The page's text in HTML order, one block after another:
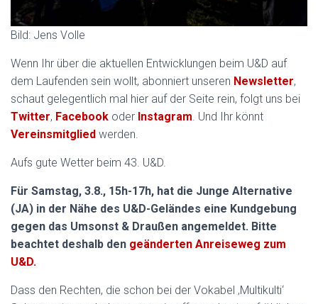
Bild: Jens Volle
Wenn Ihr über die aktuellen Entwicklungen beim U&D auf
dem Laufenden sein wollt, abonniert unseren Newsletter,
schaut gelegentlich mal hier auf der Seite rein, folgt uns bei
Twitter, Facebook oder Instagram. Und Ihr könnt
Vereinsmitglied werden.
Aufs gute Wetter beim 43. U&D.
Für Samstag, 3.8., 15h-17h, hat die Junge Alternative
(JA) in der Nähe des U&D-Geländes eine Kundgebung
gegen das Umsonst & Draußen angemeldet. Bitte
beachtet deshalb den geänderten Anreiseweg zum
U&D.
Dass den Rechten, die schon bei der Vokabel ‚Multikulti‘